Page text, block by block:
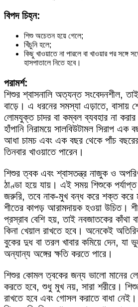
বিপদ চিহ্ন:
শিশু অচেতন হয়ে গেলে;
খিঁচুনি হলে;
কিছু খাওয়াতে না পারলে বা খাওয়ার পর সঙ্গে
হাসপাতালে নিতে হবে।
পরামর্শ:
শিশুর শ্বাসনালি অত্যন্ত সংবেদনশীল,
বাড়ে। এ ধরনের সমস্যা এড়াতে, বাসায়
লোমযুক্ত চাদর বা কম্বল ব্যবহার না করার
হাঁপানি নিরাময়ে সালবিউটামল সিরাপ এক
আধা চামচ এবং এক বছর থেকে পাঁচ
তিনবার খাওয়াতে পারেন।
শিশুর ত্বক এবং শ্বাসতন্ত্র নাজুক ও
ঠাণ্ডা হয়ে যায়। এই সময় শিশুকে
জরুরি, তবে নাক-মুখ বন্ধ করে শক্ত করে
শীতের কাপড় আরামদায়ক হওয়া উচিত।
প্রস্রাব বেশি হয়, তাই নবজাতকের কাঁথা
কিনা খেয়াল রাখতে হবে। অনেকেই
বুকের দুধ বা তরল খাবার কমিয়ে দেন, যা
অন্যান্য অঙ্গের ক্ষতি করতে পারে।
শিশুর কোমল ত্বকের জন্য ভালো মানের
করতে হবে, শুধু মুখ নয়, সারা শরীরে।
রাখতে হবে এবং গোসল করাতে বাধা